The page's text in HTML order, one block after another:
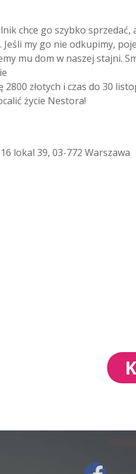
chce go szybko
my go nie odkupimy,
mu dom w naszej stajni.
złotych i czas do 30
życie Nestora!
lokal 39, 03-772 Warszawa